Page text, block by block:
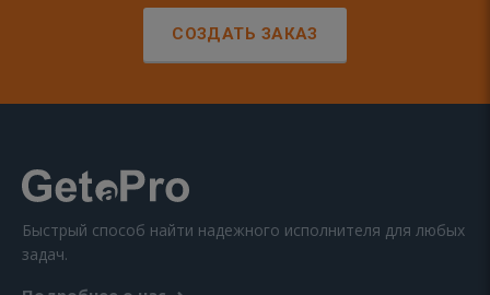
СОЗДАТЬ ЗАКАЗ
Быстрый способ найти надежного исполнителя для любых
задач.